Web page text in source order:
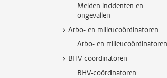
Melden incidenten en
ongevallen
Arbo- en milieucoördinatoren
Arbo- en milieucoördinatoren
BHV-coordinatoren
BHV-coördinatoren